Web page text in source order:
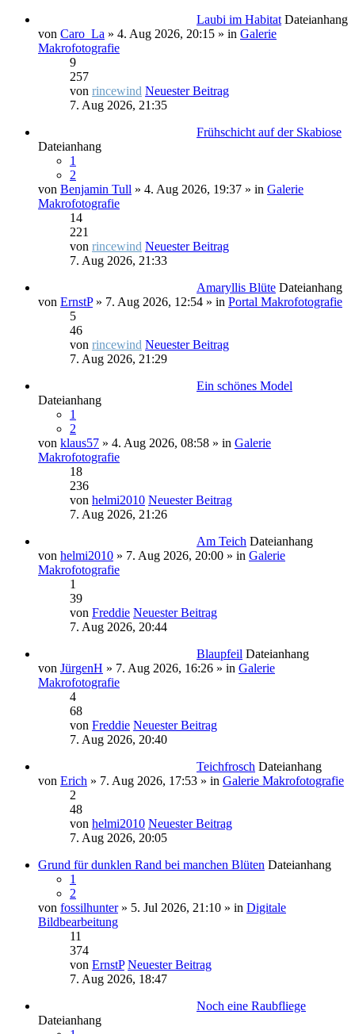
Laubi im Habitat Dateianhang
von Caro_La » 4. Aug 2026, 20:15 » in Galerie
Makrofotografie
9
257
von rincewind Neuester Beitrag
7. Aug 2026, 21:35
Frühschicht auf der Skabiose
Dateianhang
1
2
von Benjamin Tull » 4. Aug 2026, 19:37 » in Galerie
Makrofotografie
14
221
von rincewind Neuester Beitrag
7. Aug 2026, 21:33
Amaryllis Blüte Dateianhang
von ErnstP» 7. Aug 2026, 12:54 » in Portal Makrofotografie
5
46
von rincewind Neuester Beitrag
7. Aug 2026, 21:29
Ein schönes Model
Dateianhang
1
2
von klaus57 » 4. Aug 2026, 08:58 » in Galerie
Makrofotografie
18
236
von helmi2010 Neuester Beitrag
7. Aug 2026, 21:26
Am Teich Dateianhang
von helmi2010 » 7. Aug 2026, 20:00 » in Galerie
Makrofotografie
1
39
von Freddie Neuester Beitrag
7. Aug 2026, 20:44
Blaupfeil Dateianhang
von JürgenH » 7. Aug 2026, 16:26 » in Galerie
Makrofotografie
4
68
von Freddie Neuester Beitrag
7. Aug 2026, 20:40
Teichfrosch Dateianhang
von Erich » 7. Aug 2026, 17:53 » in Galerie Makrofotografie
2
48
von helmi2010 Neuester Beitrag
7. Aug 2026, 20:05
Grund für dunklen Rand bei manchen Blüten Dateianhang
1
2
von fossilhunter» 5. Jul 2026, 21:10 » in Digitale
Bildbearbeitung
11
374
von ErnstP Neuester Beitrag
7. Aug 2026, 18:47
Noch eine Raubfliege
Dateianhang